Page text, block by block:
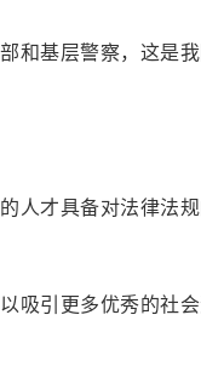
和基层警察，这是
人才具备对法律法
吸引更多优秀的社